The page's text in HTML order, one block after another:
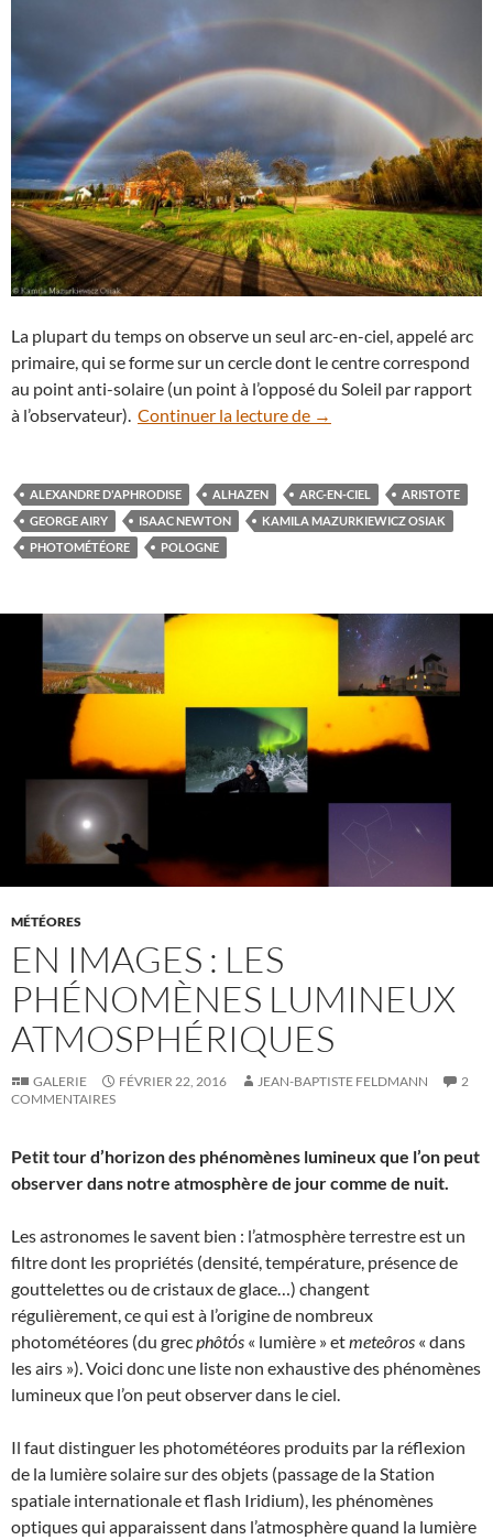
La plupart du temps on observe un seul arc-en-ciel, appelé arc
primaire, qui se forme sur un cercle dont le centre correspond
au point anti-solaire (un point à l’opposé du Soleil par rapport
à l’observateur). Continuer la lecture de Comment se forme un
→
ALEXANDRE D'APHRODISE ALHAZEN ARC-EN-CIEL
ARISTOTE
GEORGE AIRY
ISAAC NEWTON
KAMILA MAZURKIEWICZ OSIAK
PHOTOMÉTÉORE
POLOGNE
MÉTÉORES
EN IMAGES : LES
PHÉNOMÈNES LUMINEUX
ATMOSPHÉRIQUES
GALERIE FÉVRIER 22, 2016 JEAN-BAPTISTE FELDMANN
2
COMMENTAIRES
Petit tour d’horizon des phénomènes lumineux que l’on peut
observer dans notre atmosphère de jour comme de nuit.
Les astronomes le savent bien : l’atmosphère terrestre est un
filtre dont les propriétés (densité, température, présence de
gouttelettes ou de cristaux de glace…) changent
régulièrement, ce qui est à l’origine de nombreux
photométéores (du grecphôtόs « lumière » etmeteôros « dans
les airs »). Voici donc une liste non exhaustive des phénomènes
lumineux que l’on peut observer dans le ciel.
Il faut distinguer les photométéores produits par la réflexion
de la lumière solaire sur des objets (passage de la Station
spatiale internationale et flash Iridium), les phénomènes
optiques qui apparaissent dans l’atmosphère quand la lumière